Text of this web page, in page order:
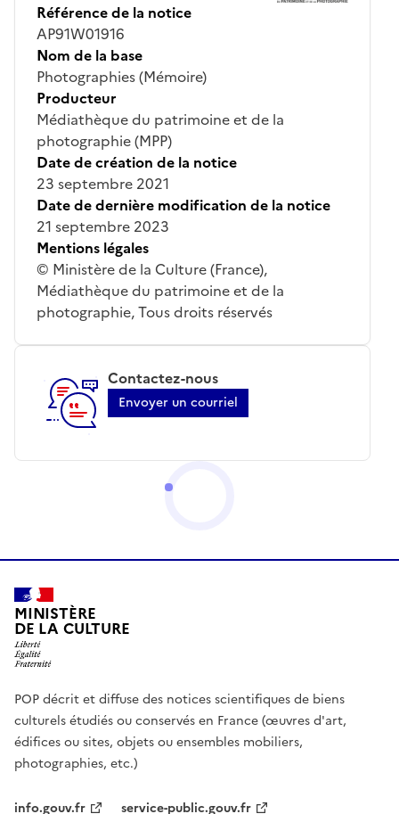
Référence de la notice
AP91W01916
Nom de la base
Photographies (Mémoire)
Producteur
Médiathèque du patrimoine et de la
photographie (MPP)
Date de création de la notice
23 septembre 2021
Date de dernière modification de la notice
21 septembre 2023
Mentions légales
© Ministère de la Culture (France),
Médiathèque du patrimoine et de la
photographie, Tous droits réservés
Contactez-nous
Envoyer un courriel
MINISTÈRE
DE LA CULTURE
POP décrit et diffuse des notices scientifiques de biens
culturels étudiés ou conservés en France (œuvres d'art,
édifices ou sites, objets ou ensembles mobiliers,
photographies, etc.)
info.gouv.fr service-public.gouv.fr